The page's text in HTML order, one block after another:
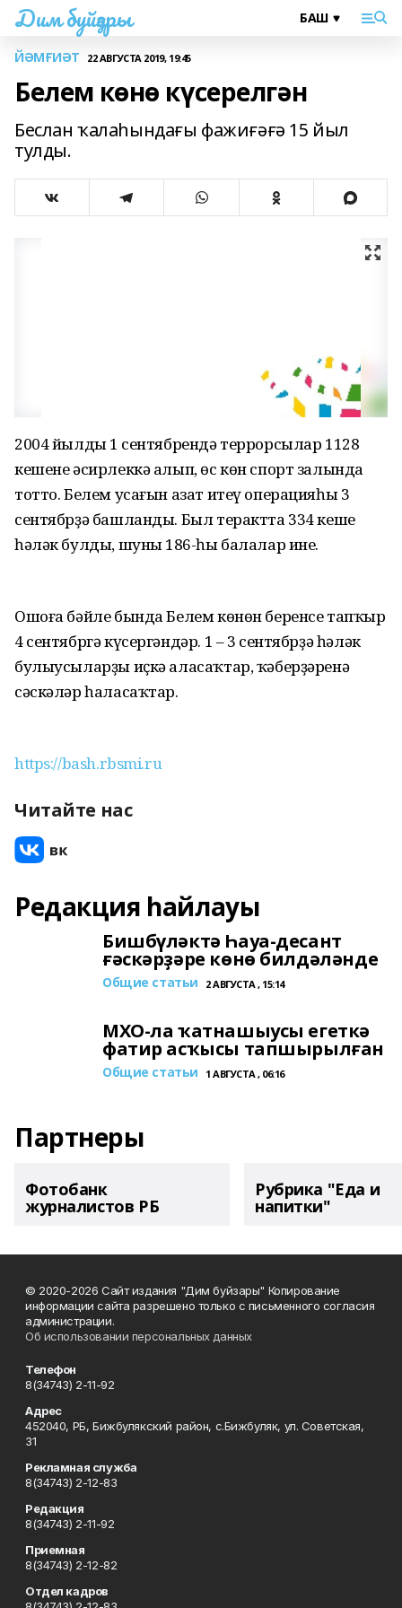
Дим буйҙары
ЙӘМҒИӘТ 22 АВГУСТА 2019, 19:45
Белем көнө күсерелгән
Беслан ҡалаһындағы фажиғәғә 15 йыл
тулды.
2004 йылдың 1 сентябрендә террорсылар 1128
кешене әсирлеккә алып, өс көн спорт залында
тотто. Белем усағын азат итеү операцияһы 3
сентябрҙә башланды. Был терактта 334 кеше
һәләк булды, шуның 186-һы балалар ине.
Ошоға бәйле бында Белем көнөн беренсе тапҡыр
4 сентябргә күсергәндәр. 1 – 3 сентябрҙә һәләк
булыусыларҙы иҫкә аласаҡтар, ҡәберҙәренә
сәскәләр һаласаҡтар.
https://bash.rbsmi.ru
Читайте нас
Редакция һайлауы
Бишбүләктә Һауа-десант
ғәскәрҙәре көнө билдәләнде
Общие статьи 2 АВГУСТА , 15:14
МХО-ла ҡатнашыусы егеткә
фатир асҡысы тапшырылған
Общие статьи 1 АВГУСТА , 06:16
Партнеры
Фотобанк
журналистов РБ
Рубрика "Еда и
напитки"
© 2020-2026 Сайт издания "Дим буйзары" Копирование
информации сайта разрешено только с письменного согласия
администрации.
Об использовании персональных данных
Телефон
8(34743) 2-11-92
Адрес
452040, РБ, Бижбулякский район, с.Бижбуляк, ул. Советская,
31
Рекламная служба
8(34743) 2-12-83
Редакция
8(34743) 2-11-92
Приемная
8(34743) 2-12-82
Отдел кадров